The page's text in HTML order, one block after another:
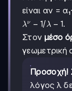
αν
είναι αν =
λ^ν
- 1
λν − 1/λ-1
λ − 1.
Στον μέσο
γεωμετρική
Προσοχή!
λόγος λ